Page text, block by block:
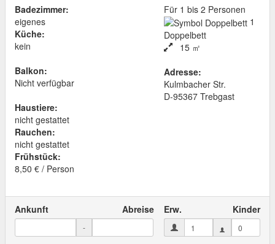
Badezimmer:
eigenes
Küche:
kein
Balkon:
Nicht verfügbar
Haustiere:
nicht gestattet
Rauchen:
nicht gestattet
Frühstück:
8,50 € / Person
Für 1 bis 2 Personen
1
Doppelbett
15 ㎡
Adresse:
Kulmbacher Str.
D-95367Trebgast
Ankunft Abreise
-
Erw. Kinder